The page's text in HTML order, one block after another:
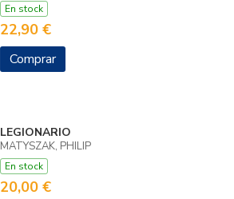
En stock
22,90 €
Comprar
LEGIONARIO
MATYSZAK, PHILIP
En stock
20,00 €